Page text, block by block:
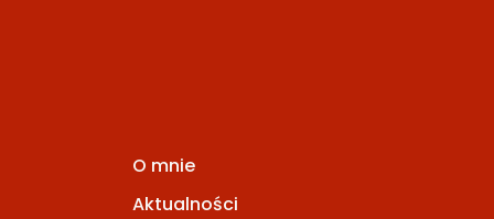
O mnie
Aktualności